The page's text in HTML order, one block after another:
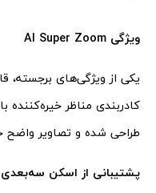
ویژگی AI Super Zoom
طراحی شده و تصاویر واضح
پشتیبانی از اسکن